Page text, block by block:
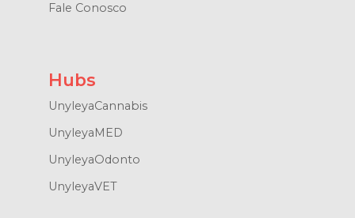
Fale Conosco
Hubs
UnyleyaCannabis
UnyleyaMED
UnyleyaOdonto
UnyleyaVET